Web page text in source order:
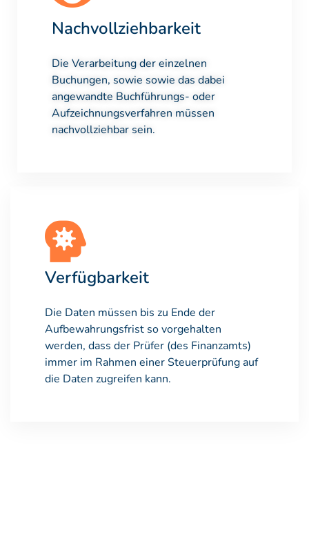
Nachvollziehbarkeit
Die Verarbeitung der einzelnen
Buchungen, sowie sowie das dabei
angewandte Buchführungs- oder
Aufzeichnungsverfahren müssen
nachvollziehbar sein.
Verfügbarkeit
Die Daten müssen bis zu Ende der
Aufbewahrungsfrist so vorgehalten
werden, dass der Prüfer (des Finanzamts)
immer im Rahmen einer Steuerprüfung auf
die Daten zugreifen kann.